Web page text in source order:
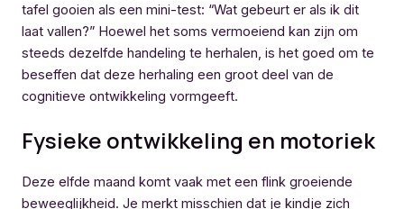
tafel gooien als een mini-test: “Wat gebeurt er als ik dit
laat vallen?” Hoewel het soms vermoeiend kan zijn om
steeds dezelfde handeling te herhalen, is het goed om te
beseffen dat deze herhaling een groot deel van de
cognitieve ontwikkeling vormgeeft.
Fysieke ontwikkeling en motoriek
Deze elfde maand komt vaak met een flink groeiende
beweeglijkheid. Je merkt misschien dat je kindje zich